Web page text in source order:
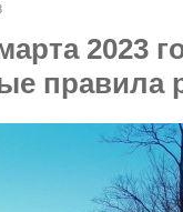
2023
правила